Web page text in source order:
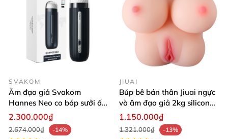
SVAKOM
Âm đạo giả Svakom
Hannes Neo co bóp sưởi ấm
tiện lợi điều khiển app
2.300.000₫
2.674.000₫
-14%
JIUAI
Búp bê bán thân Jiuai ngực
và âm đạo giả 2kg silicon
nguyên khối cao cấp
1.150.000₫
1.321.000₫
-13%